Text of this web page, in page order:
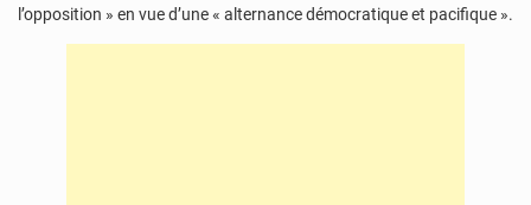
l’opposition » en vue d’une « alternance démocratique et pacifique ».